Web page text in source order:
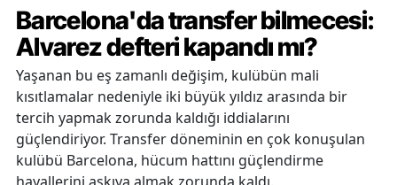
Barcelona'da transfer bilmecesi:
Alvarez defteri kapandı mı?
Yaşanan bu eş zamanlı değişim, kulübün mali
kısıtlamalar nedeniyle iki büyük yıldız arasında bir
tercih yapmak zorunda kaldığı iddialarını
güçlendiriyor. Transfer döneminin en çok konuşulan
kulübü Barcelona, hücum hattını güçlendirme